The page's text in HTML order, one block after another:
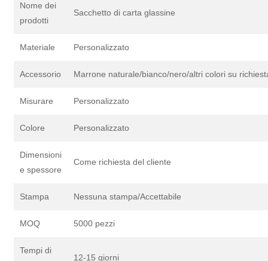
Nome dei
prodotti
Sacchetto di carta glassine
Materiale Personalizzato
Accessorio Marrone naturale/bianco/nero/altri colori su
Misurare Personalizzato
Colore Personalizzato
Dimensioni
e spessore
Come richiesta del cliente
Stampa Nessuna stampa/Accettabile
MOQ 5000 pezzi
Tempi di
12-15 giorni